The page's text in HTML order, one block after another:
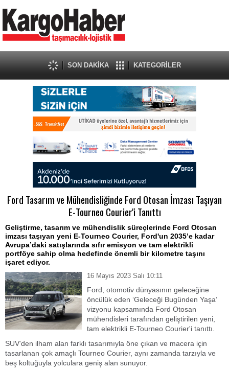
SON DAKİKA KATEGORİLER
Ford Tasarım ve Mühendisliğinde Ford Otosan İmzası Taşıyan
E-Tourneo Courier'i Tanıttı
Geliştirme, tasarım ve mühendislik süreçlerinde Ford Otosan
imzası taşıyan yeni E-Tourneo Courier, Ford'un 2035’e kadar
Avrupa’daki satışlarında sıfır emisyon ve tam elektrikli
portföye sahip olma hedefinde önemli bir kilometre taşını
işaret ediyor.
16 Mayıs 2023 Salı 10:11
Ford, otomotiv dünyasının geleceğine
öncülük eden ‘Geleceği Bugünden Yaşa’
vizyonu kapsamında Ford Otosan
mühendisleri tarafından geliştirilen yeni,
tam elektrikli E-Tourneo Courier'i tanıttı.
SUV'den ilham alan farklı tasarımıyla öne çıkan ve macera için
tasarlanan çok amaçlı Tourneo Courier, aynı zamanda tarzıyla ve
beş koltuğuyla yolculara geniş alan sunuyor.